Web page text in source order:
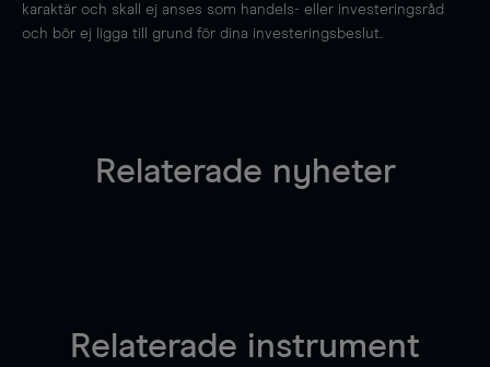
karaktär och skall ej anses som handels- eller investeringsråd
och bör ej ligga till grund för dina investeringsbeslut.
Relaterade nyheter
Relaterade instrument